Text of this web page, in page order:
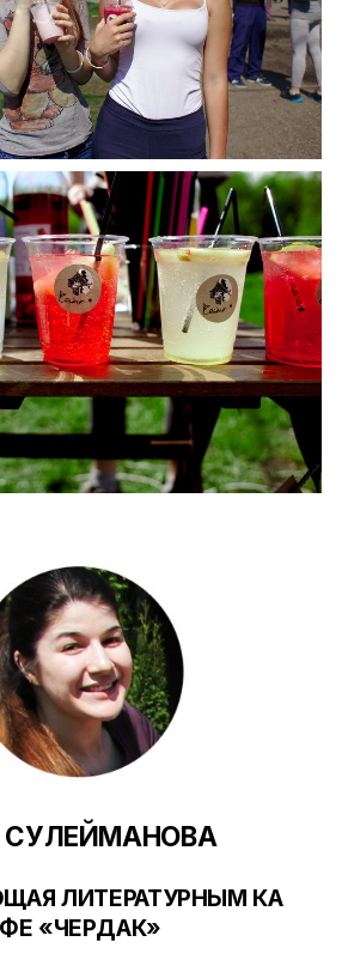
СУЛЕЙМАНОВА
ЛИТЕРАТУРНЫМ КА
ФЕ «ЧЕРДАК»